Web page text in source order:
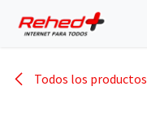
Todos los productos